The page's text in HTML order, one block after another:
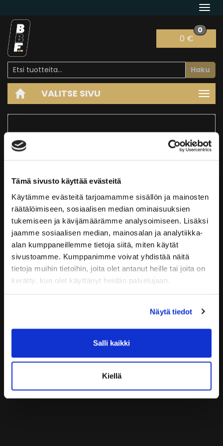
Tämä sivusto käyttää evästeitä
Käytämme evästeitä tarjoamamme sisällön ja mainosten
räätälöimiseen, sosiaalisen median ominaisuuksien
tukemiseen ja kävijämäärämme analysoimiseen. Lisäksi
jaamme sosiaalisen median, mainosalan ja analytiikka-
alan kumppaneillemme tietoja siitä, miten käytät
sivustoamme. Kumppanimme voivat yhdistää näitä
tietoja muihin tietoihin, joita olet antanut heille tai joita on
kerätty, kun olet käyttänyt heidän palvelujaan.
Näytä tiedot
Salli kaikki
Kiellä
0 €
0
Haku
VALITSE SIVU
Salasanan uusiminen
Sähköposti:
Tilaa uusi salasana
Ohjeet
Syöttäkää sähköpostiosoitteenne. Tulette